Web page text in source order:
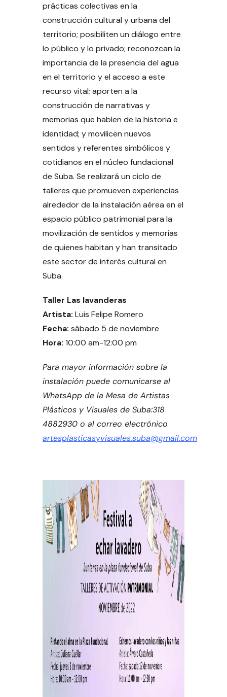
prácticas colectivas en la
construcción cultural y urbana del
territorio; posibiliten un diálogo entre
lo público y lo privado; reconozcan la
importancia de la presencia del agua
en el territorio y el acceso a este
recurso vital; aporten a la
construcción de narrativas y
memorias que hablen de la historia e
identidad; y movilicen nuevos
sentidos y referentes simbólicos y
cotidianos en el núcleo fundacional
de Suba. Se realizará un ciclo de
talleres que promueven experiencias
alrededor de la instalación aérea en el
espacio público patrimonial para la
movilización de sentidos y memorias
de quienes habitan y han transitado
este sector de interés cultural en
Suba.
Taller Las lavanderas
Artista: Luis Felipe Romero
Fecha: sábado 5 de noviembre
Hora: 10:00 am-12:00 pm
Para mayor información sobre la
instalación puede comunicarse al
WhatsApp de la Mesa de Artistas
Plásticos y Visuales de Suba:318
4882930 o al correo electrónico
artesplasticasyvisuales.suba@gmail.com